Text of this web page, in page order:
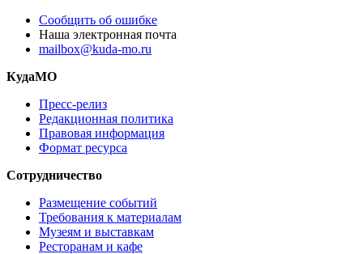
Сообщить об ошибке
Наша электронная почта
mailbox@kuda-mo.ru
КудаМО
Пресс-релиз
Редакционная политика
Правовая информация
Формат ресурса
Сотрудничество
Размещение событий
Требования к материалам
Музеям и выставкам
Ресторанам и кафе